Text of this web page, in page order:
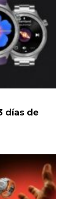
días de